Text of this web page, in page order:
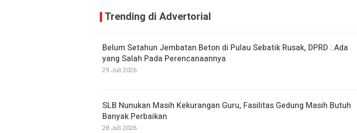
Trending di Advertorial
Belum Setahun Jembatan Beton di Pulau Sebatik Rusak, DPRD : Ada
yang Salah Pada Perencanaannya
29 Juli 2026
SLB Nunukan Masih Kekurangan Guru, Fasilitas Gedung Masih Butuh
Banyak Perbaikan
28 Juli 2026